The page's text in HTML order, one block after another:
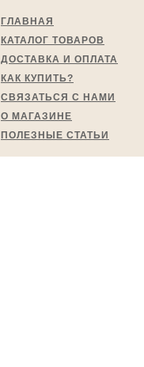
ГЛАВНАЯ
КАТАЛОГ ТОВАРОВ
ДОСТАВКА И ОПЛАТА
КАК КУПИТЬ?
СВЯЗАТЬСЯ С НАМИ
О МАГАЗИНЕ
ПОЛЕЗНЫЕ СТАТЬИ